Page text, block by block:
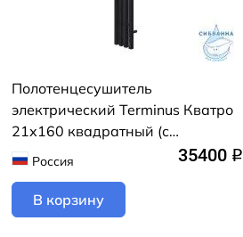
Полотенцесушитель
электрический Terminus Кватро
21х160 квадратный (с
возможностью скрытого
Россия 35400 q
В корзину